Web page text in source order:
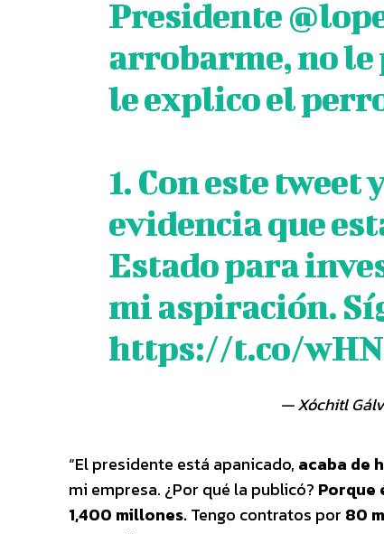
Presidente
arrobarme, no le
le explico el
1. Con este tweet
evidencia que
Estado para
mi aspiración.
https://t.co/
— Xóchitl
“El presidente está apanicado, acaba de
mi empresa. ¿Por qué la publicó? Porque
1,400 millones.Tengo contratos por 80